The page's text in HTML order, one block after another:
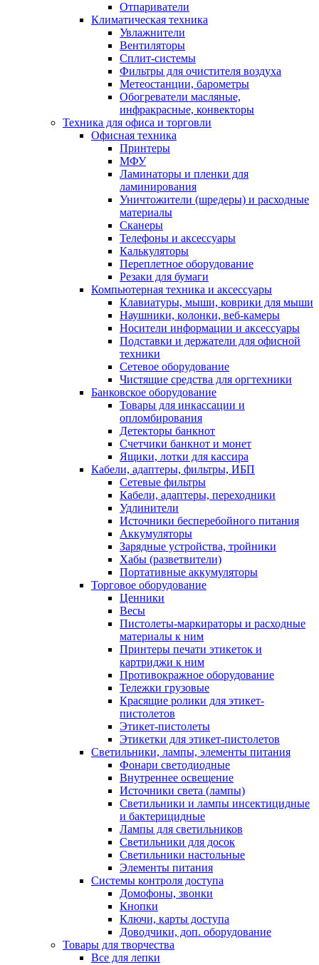
Отпариватели
Климатическая техника
Увлажнители
Вентиляторы
Сплит-системы
Фильтры для очистителя воздуха
Метеостанции, барометры
Обогреватели масляные,
инфракрасные, конвекторы
Техника для офиса и торговли
Офисная техника
Принтеры
МФУ
Ламинаторы и пленки для
ламинирования
Уничтожители (шредеры) и расходные
материалы
Сканеры
Телефоны и аксессуары
Калькуляторы
Переплетное оборудование
Резаки для бумаги
Компьютерная техника и аксессуары
Клавиатуры, мыши, коврики для мыши
Наушники, колонки, веб-камеры
Носители информации и аксессуары
Подставки и держатели для офисной
техники
Сетевое оборудование
Чистящие средства для оргтехники
Банковское оборудование
Товары для инкассации и
опломбирования
Детекторы банкнот
Счетчики банкнот и монет
Ящики, лотки для кассира
Кабели, адаптеры, фильтры, ИБП
Сетевые фильтры
Кабели, адаптеры, переходники
Удлинители
Источники бесперебойного питания
Аккумуляторы
Зарядные устройства, тройники
Хабы (разветвители)
Портативные аккумуляторы
Торговое оборудование
Ценники
Весы
Пистолеты-маркираторы и расходные
материалы к ним
Принтеры печати этикеток и
картриджи к ним
Противокражное оборудование
Тележки грузовые
Красящие ролики для этикет-
пистолетов
Этикет-пистолеты
Этикетки для этикет-пистолетов
Светильники, лампы, элементы питания
Фонари светодиодные
Внутреннее освещение
Источники света (лампы)
Светильники и лампы инсектицидные
и бактерицидные
Лампы для светильников
Светильники для досок
Светильники настольные
Элементы питания
Системы контроля доступа
Домофоны, звонки
Кнопки
Ключи, карты доступа
Доводчики, доп. оборудование
Товары для творчества
Все для лепки